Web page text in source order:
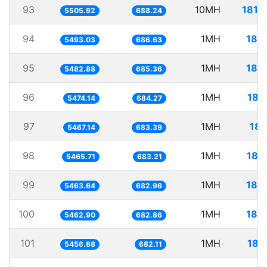
93 5505.92 688.24 10MH
94 5493.03 686.63 1MH
95 5482.88 685.36 1MH
96 5474.14 684.27 1MH
97 5467.14 683.39 1MH
98 5465.71 683.21 1MH
99 5463.64 682.96 1MH
100 5462.90 682.86 1MH
101 5456.88 682.11 1MH